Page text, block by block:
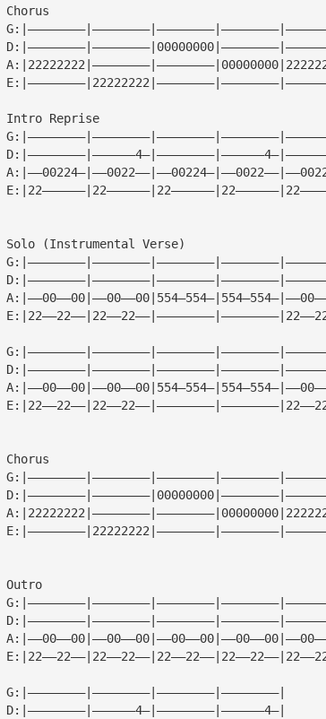
Chorus
Intro Reprise
Solo (Instrumental Verse)
Chorus
Outro
G:|————————|————————|————————|————————|
D:|————————|——————4—|————————|——————4—|